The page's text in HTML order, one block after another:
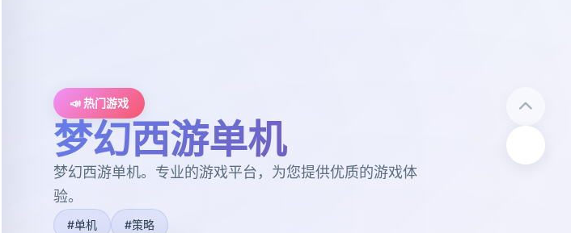
📣 热门游戏
梦幻西游单机
梦幻西游单机。专业的游戏平台，为您提供优质的游戏体
验。
#单机 #策略